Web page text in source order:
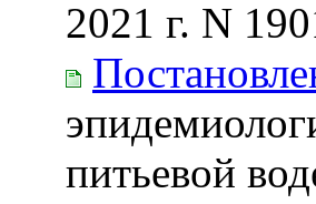
2021 г. N
питьевой